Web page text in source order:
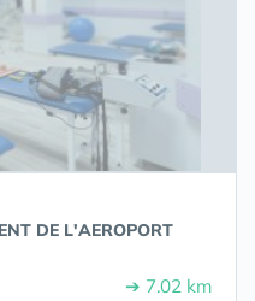
DE L'AEROPORT
➔ 7.02 km